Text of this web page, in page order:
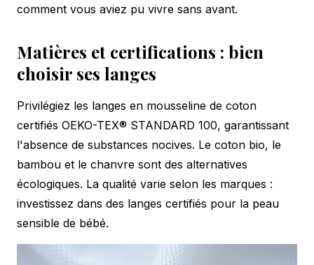
comment vous aviez pu vivre sans avant.
Matières et certifications : bien
choisir ses langes
Privilégiez les langes en mousseline de coton
certifiés OEKO-TEX® STANDARD 100, garantissant
l'absence de substances nocives. Le coton bio, le
bambou et le chanvre sont des alternatives
écologiques. La qualité varie selon les marques :
investissez dans des langes certifiés pour la peau
sensible de bébé.